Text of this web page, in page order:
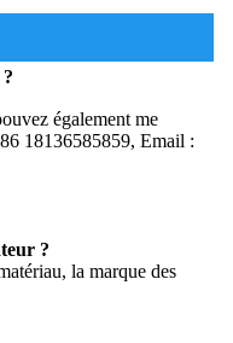
également me
18136585859, Email :
?
la marque des